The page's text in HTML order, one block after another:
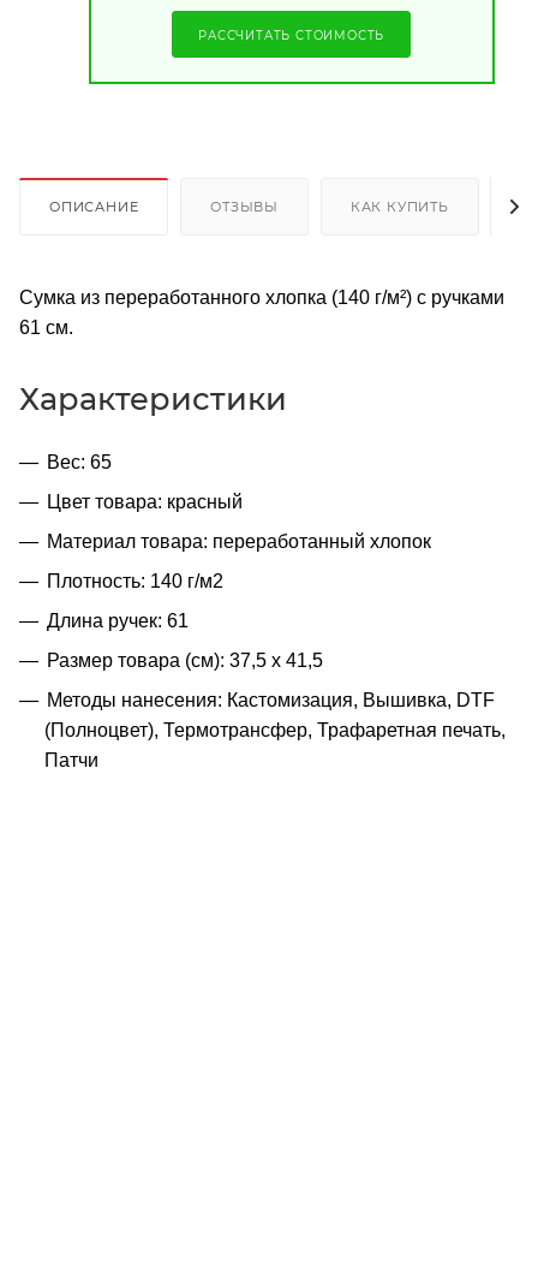
РАССЧИТАТЬ СТОИМОСТЬ
ОПИСАНИЕ ОТЗЫВЫ КАК КУПИТЬ
Сумка из переработанного хлопка (140 г/м²) с ручками
61 см.
Характеристики
Вес: 65
Цвет товара: красный
Материал товара: переработанный хлопок
Плотность: 140 г/м2
Длина ручек: 61
Размер товара (см): 37,5 x 41,5
Методы нанесения: Кастомизация, Вышивка, DTF
(Полноцвет), Термотрансфер, Трафаретная печать,
Патчи